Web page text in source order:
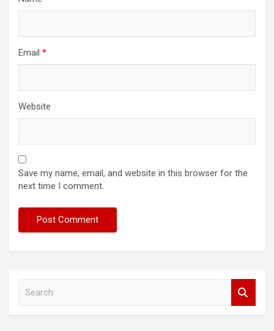
Email *
Website
Save my name, email, and website in this browser for the
next time I comment.